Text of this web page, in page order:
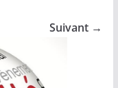
Suivant →